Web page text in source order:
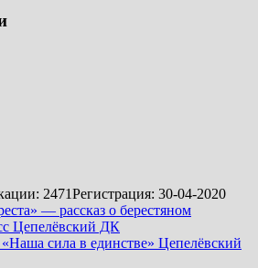
2471Регистрация: 30-04-2020
— рассказ о берестяном
Цепелёвский ДК
сила в единстве» Цепелёвский